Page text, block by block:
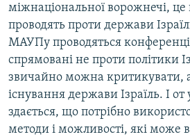
міжнаціональної ворожнечі, це
проводять проти держави
МАУПу проводяться
спрямовані не проти політики
звичайно можна критикувати,
існування держави Ізраїль. І
здається, що потрібно
методи і можливості, які може